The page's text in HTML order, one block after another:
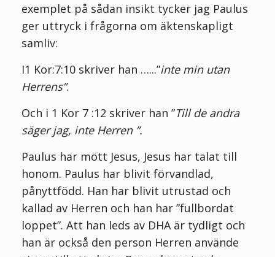
exemplet på sådan insikt tycker jag Paulus
ger uttryck i frågorna om äktenskapligt
samliv:
I1 Kor:7:10 skriver han …...”inte min utan
Herrens”.
Och i 1 Kor 7 :12 skriver han ”Till de andra
säger jag, inte Herren ”.
Paulus har mött Jesus, Jesus har talat till
honom. Paulus har blivit förvandlad,
pånyttfödd. Han har blivit utrustad och
kallad av Herren och han har ”fullbordat
loppet”. Att han leds av DHA är tydligt och
han är också den person Herren använde